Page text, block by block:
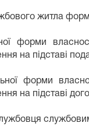
житла
форми
на підставі
форми
на підставі